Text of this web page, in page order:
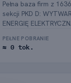
Pełna baza firm z
sekcji PKD D:
ENERGIĘ
PEŁNE POBRANIE
≈ 0 tok.